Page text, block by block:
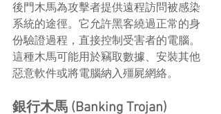
後門木馬為攻擊者提供遠程訪問被感染
系統的途徑。它允許黑客繞過正常的身
份驗證過程，直接控制受害者的電腦。
這種木馬可能用於竊取數據、安裝其他
惡意軟件或將電腦納入殭屍網絡。
銀行木馬 (Banking Trojan)